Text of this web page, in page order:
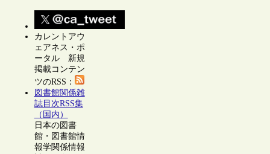
カレントアウ
ェアネス・ポ
ータル 新規
掲載コンテン
ツのRSS：
図書館関係雑
誌目次RSS集
（国内）
日本の図書
館・図書館情
報学関係情報